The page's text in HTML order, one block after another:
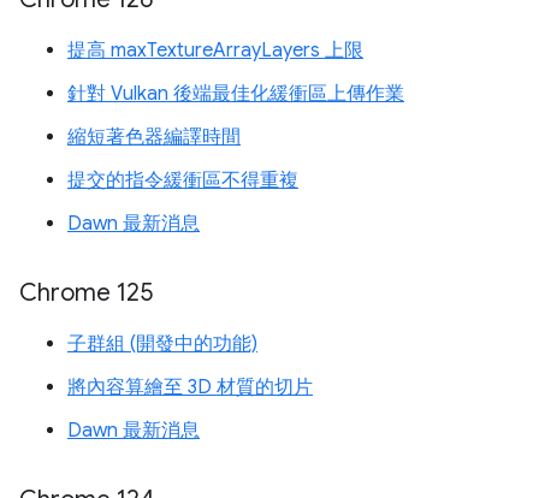
提高 maxTextureArrayLayers 上限
針對 Vulkan 後端最佳化緩衝區上傳作業
縮短著色器編譯時間
提交的指令緩衝區不得重複
Dawn 最新消息
Chrome 125
子群組 (開發中的功能)
將內容算繪至 3D 材質的切片
Dawn 最新消息